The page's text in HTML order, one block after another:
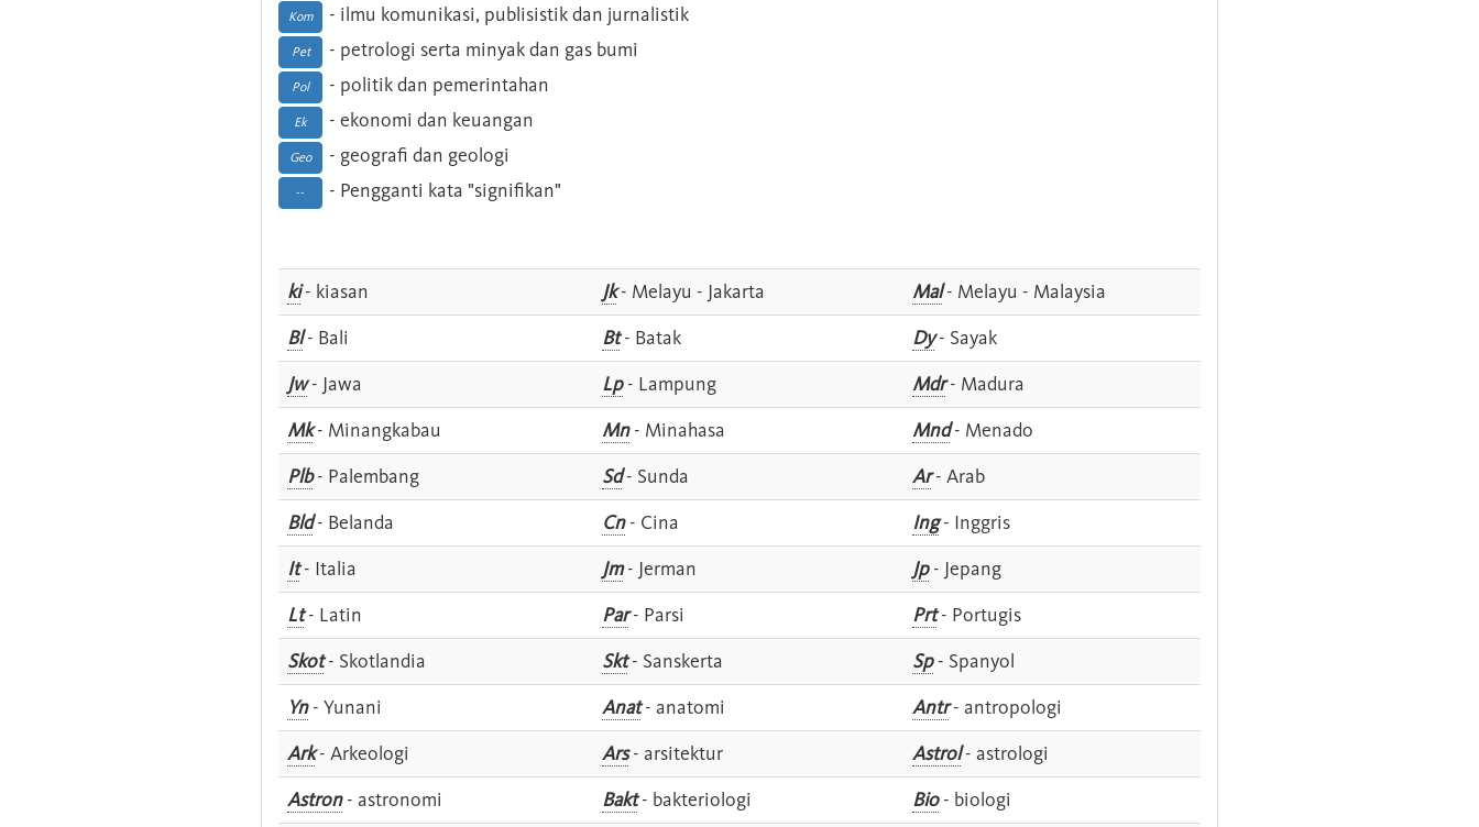
Kom - ilmu komunikasi, publisistik dan jurnalistik
Pet - petrologi serta minyak dan gas bumi
Pol - politik dan pemerintahan
Ek - ekonomi dan keuangan
Geo - geografi dan geologi
-- - Pengganti kata "signifikan"
ki- kiasan Jk- Melayu - Jakarta Mal- Melayu - Malaysia
Bl- Bali Bt- Batak Dy- Sayak
Jw- Jawa Lp- Lampung Mdr- Madura
Mk- Minangkabau Mn- Minahasa Mnd- Menado
Plb- Palembang Sd- Sunda Ar- Arab
Bld- Belanda Cn- Cina Ing- Inggris
It- Italia Jm- Jerman Jp- Jepang
Lt- Latin Par- Parsi Prt- Portugis
Skot- Skotlandia Skt- Sanskerta Sp- Spanyol
Yn- Yunani Anat- anatomi Antr- antropologi
Ark- Arkeologi Ars- arsitektur Astrol- astrologi
Astron- astronomi Bakt- bakteriologi Bio- biologi